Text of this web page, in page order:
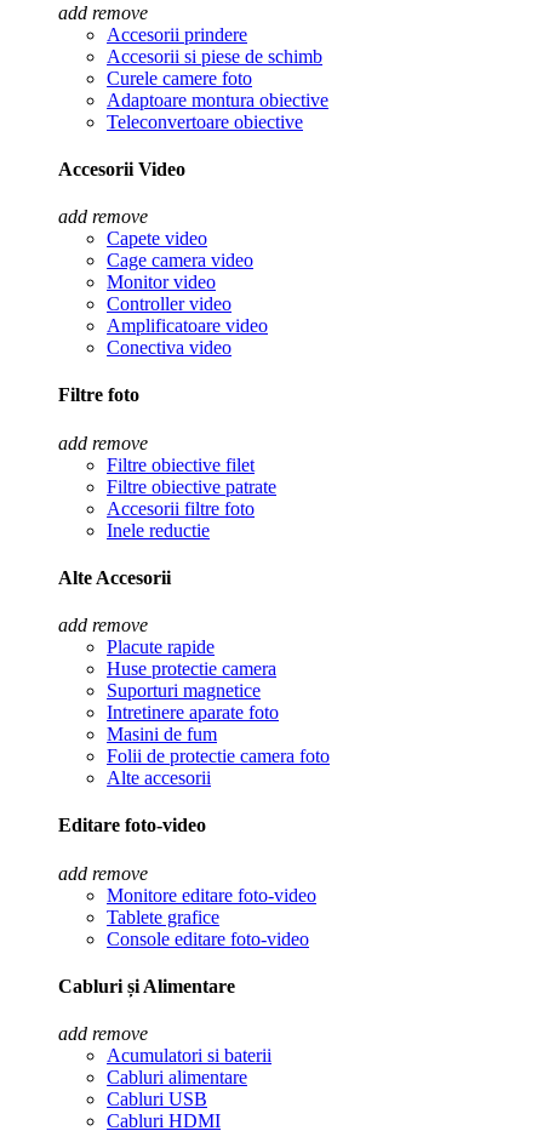
add remove
Accesorii prindere
Accesorii si piese de schimb
Curele camere foto
Adaptoare montura obiective
Teleconvertoare obiective
Accesorii Video
add remove
Capete video
Cage camera video
Monitor video
Controller video
Amplificatoare video
Conectiva video
Filtre foto
add remove
Filtre obiective filet
Filtre obiective patrate
Accesorii filtre foto
Inele reductie
Alte Accesorii
add remove
Placute rapide
Huse protectie camera
Suporturi magnetice
Intretinere aparate foto
Masini de fum
Folii de protectie camera foto
Alte accesorii
Editare foto-video
add remove
Monitore editare foto-video
Tablete grafice
Console editare foto-video
Cabluri și Alimentare
add remove
Acumulatori si baterii
Cabluri alimentare
Cabluri USB
Cabluri HDMI